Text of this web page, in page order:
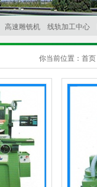
高速雕铣机 线轨加工中心
你当前位置： 首页